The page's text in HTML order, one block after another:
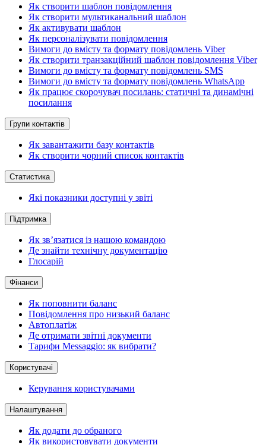
Як створити шаблон повідомлення
Як створити мультиканальний шаблон
Як активувати шаблон
Як персоналізувати повідомлення
Вимоги до вмісту та формату повідомлень Viber
Як створити транзакційний шаблон повідомлення Viber
Вимоги до вмісту та формату повідомлень SMS
Вимоги до вмісту та формату повідомлень WhatsApp
Як працює скорочувач посилань: статичні та динамічні
посилання
Групи контактів
Як завантажити базу контактів
Як створити чорний список контактів
Статистика
Які показники доступні у звіті
Підтримка
Як зв’язатися із нашою командою
Де знайти технічну документацію
Глосарій
Фінанси
Як поповнити баланс
Повідомлення про низький баланс
Автоплатіж
Де отримати звітні документи
Тарифи Messaggio: як вибрати?
Користувачі
Керування користувачами
Налаштування
Як додати до обраного
Як використовувати документи